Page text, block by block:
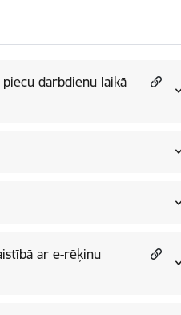
darbdienu laikā
ar e-rēķinu